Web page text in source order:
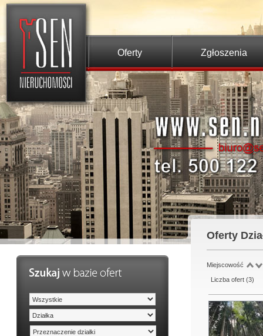
Oferty Zgłoszenia
Oferty
Miejscowość
Liczba ofert (3)